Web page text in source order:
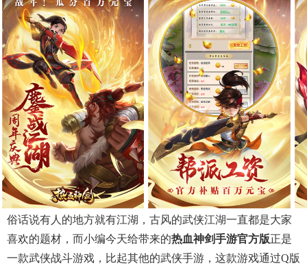
俗话说有人的地方就有江湖，古风的武侠江湖一直都是大家
喜欢的题材，而小编今天给带来的热血神剑手游官方版正是
一款武侠战斗游戏，比起其他的武侠手游，这款游戏通过Q版